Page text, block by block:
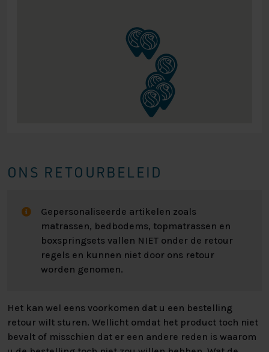
ONS RETOURBELEID
Gepersonaliseerde artikelen zoals
matrassen, bedbodems, topmatrassen en
boxspringsets vallen NIET onder de retour
regels en kunnen niet door ons retour
worden genomen.
Het kan wel eens voorkomen dat u een bestelling
retour wilt sturen. Wellicht omdat het product toch niet
bevalt of misschien dat er een andere reden is waarom